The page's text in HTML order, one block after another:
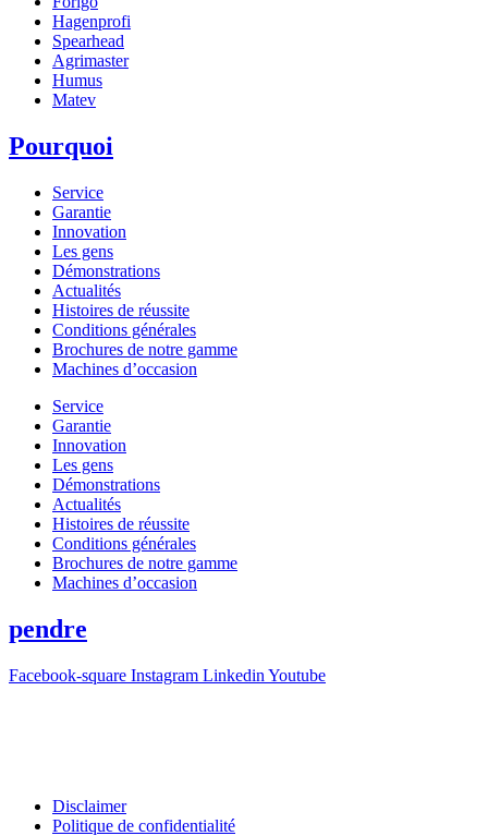
Hagenprofi
Spearhead
Agrimaster
Humus
Matev
Pourquoi
Service
Garantie
Innovation
Les gens
Démonstrations
Actualités
Histoires de réussite
Conditions générales
Brochures de notre gamme
Machines d’occasion
Service
Garantie
Innovation
Les gens
Démonstrations
Actualités
Histoires de réussite
Conditions générales
Brochures de notre gamme
Machines d’occasion
pendre
Facebook-square Instagram Linkedin Youtube
Disclaimer
Politique de confidentialité